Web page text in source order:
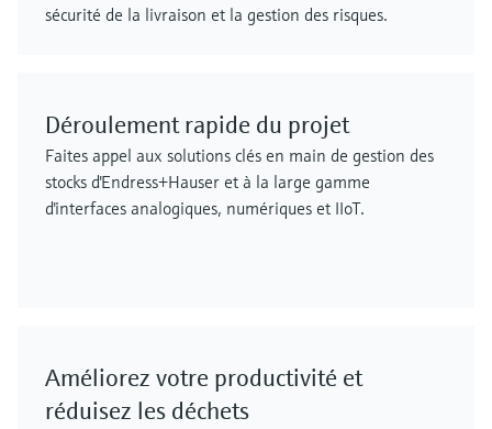
sécurité de la livraison et la gestion des risques.
Déroulement rapide du projet
Faites appel aux solutions clés en main de gestion des
stocks d'Endress+Hauser et à la large gamme
d'interfaces analogiques, numériques et IIoT.
Améliorez votre productivité et
réduisez les déchets